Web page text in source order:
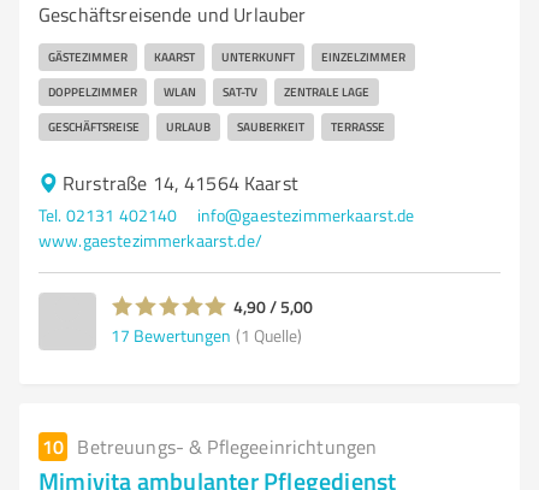
Geschäftsreisende und Urlauber
GÄSTEZIMMER KAARST UNTERKUNFT EINZELZIMMER
DOPPELZIMMER WLAN SAT-TV ZENTRALE LAGE
GESCHÄFTSREISE URLAUB SAUBERKEIT TERRASSE
Rurstraße 14, 41564 Kaarst
Tel. 02131 402140
info@gaestezimmerkaarst.de
www.gaestezimmerkaarst.de/
4,90 / 5,00
17 Bewertungen (1 Quelle)
10 Betreuungs- & Pflegeeinrichtungen
Mimivita ambulanter Pflegedienst